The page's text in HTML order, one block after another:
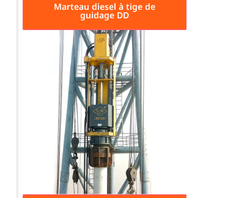
Marteau diesel à tige de
guidage DD